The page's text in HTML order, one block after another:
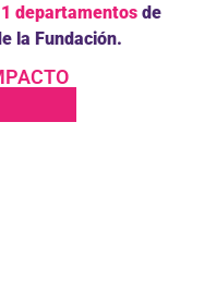
departamentos de
la Fundación.